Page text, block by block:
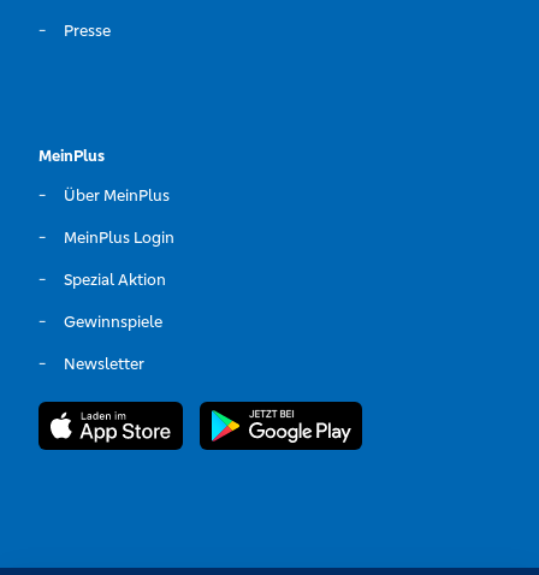
Presse
MeinPlus
Über MeinPlus
MeinPlus Login
Spezial Aktion
Gewinnspiele
Newsletter